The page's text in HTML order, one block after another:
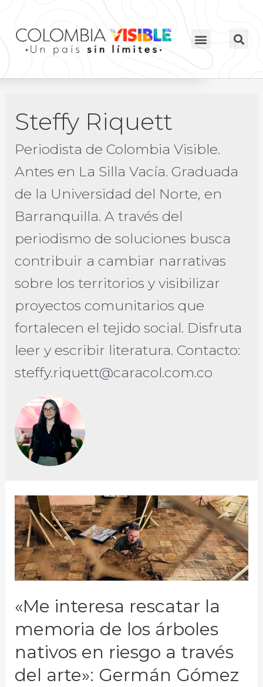
Steffy Riquett
Periodista de Colombia Visible.
Antes en La Silla Vacía. Graduada
de la Universidad del Norte, en
Barranquilla. A través del
periodismo de soluciones busca
contribuir a cambiar narrativas
sobre los territorios y visibilizar
proyectos comunitarios que
fortalecen el tejido social. Disfruta
leer y escribir literatura. Contacto:
steffy.riquett@caracol.com.co
«Me interesa rescatar la
memoria de los árboles
nativos en riesgo a través
del arte»: Germán Gómez